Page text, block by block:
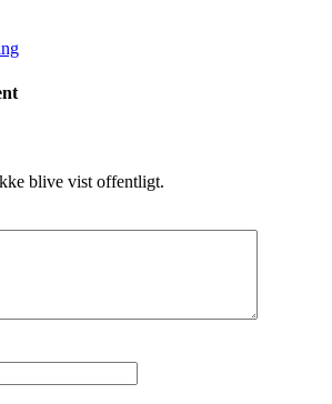
blive vist offentligt.